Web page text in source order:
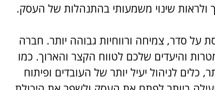
ולראות שינוי משמעותי בהתנהלות של העסק.
על סדר, צמיחה ורווחיות גבוהה יותר. חברה
והיעדים שלכם לטווח הקצר והארוך. כמו
כלים לניהול יעיל יותר של העובדים ופיתוח